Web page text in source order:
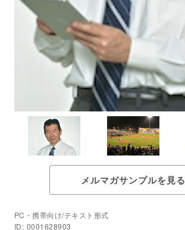
メルマガサンプルを見る
PC・携帯向け/テキスト形式
ID: 0001628903